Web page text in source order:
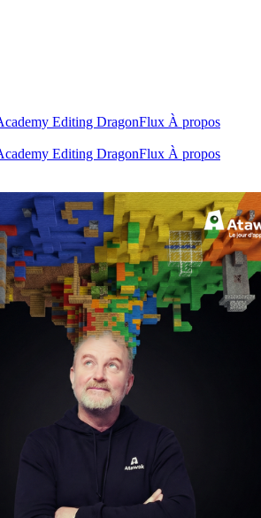
Editing DragonFlux À propos
Editing DragonFlux À propos